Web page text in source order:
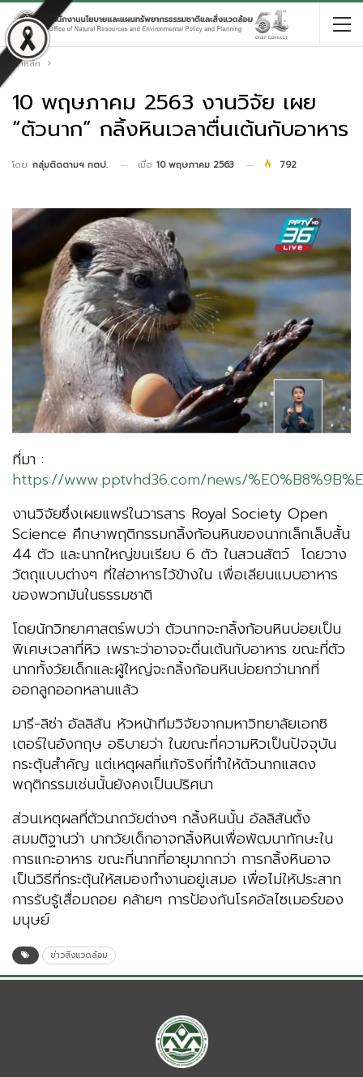
หน้าหลัก
10 พฤษภาคม 2563 งานวิจัย เผย
“ตัวนาก” กลิ้งหินเวลาตื่นเต้นกับอาหาร
โดย กลุ่มติดตามฯ กตป. เมื่อ 10 พฤษภาคม 2563 792
ที่มา :
https://www.pptvhd36.com/news/
งานวิจัยซึ่งเผยแพร่ในวารสาร Royal Society Open
Science ศึกษาพฤติกรรมกลิ้งก้อนหินของนากเล็กเล็บสั้น
44 ตัว และนากใหญ่ขนเรียบ 6 ตัว ในสวนสัตว์ โดยวาง
วัตถุแบบต่างๆ ที่ใส่อาหารไว้ข้างใน เพื่อเลียนแบบอาหาร
ของพวกมันในธรรมชาติ
โดยนักวิทยาศาสตร์พบว่า ตัวนากจะกลิ้งก้อนหินบ่อยเป็น
พิเศษเวลาที่หิว เพราะว่าอาจจะตื่นเต้นกับอาหาร ขณะที่ตัว
นากทั้งวัยเด็กและผู้ใหญ่จะกลิ้งก้อนหินบ่อยกว่านากที่
ออกลูกออกหลานแล้ว
มารี-ลิซ่า อัลลิสัน หัวหน้าทีมวิจัยจากมหาวิทยาลัยเอกซิ
เตอร์ในอังกฤษ อธิบายว่า ในขณะที่ความหิวเป็นปัจจุบัน
กระตุ้นสำคัญ แต่เหตุผลที่แท้จริงที่ทำให้ตัวนากแสดง
พฤติกรรมเช่นนั้นยังคงเป็นปริศนา
ส่วนเหตุผลที่ตัวนากวัยต่างๆ กลิ้งหินนั้น อัลลิสันตั้ง
สมมติฐานว่า นากวัยเด็กอาจกลิ้งหินเพื่อพัฒนาทักษะใน
การแกะอาหาร ขณะที่นากที่อายุมากกว่า การกลิ้งหินอาจ
เป็นวิธีที่กระตุ้นให้สมองทำงานอยู่เสมอ เพื่อไม่ให้ประสาท
การรับรู้เสื่อมถอย คล้ายๆ การป้องกันโรคอัลไซเมอร์ของ
มนุษย์
ข่าวสิ่งแวดล้อม